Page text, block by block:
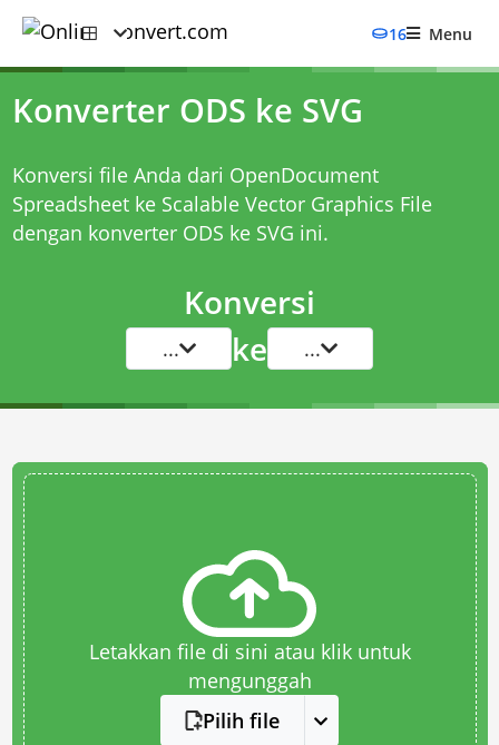
16 Menu
Konverter ODS ke SVG
Konversi file Anda dari OpenDocument
Spreadsheet ke Scalable Vector Graphics File
dengan konverter ODS ke SVG ini.
Konversi
... ke ...
Letakkan file di sini atau klik untuk
mengunggah
Pilih file